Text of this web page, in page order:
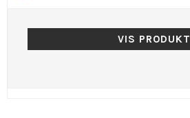
VIS PRODUKT